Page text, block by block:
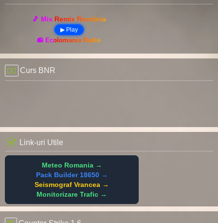
🎵 Mix Remix România
▶ Play
📻 Ecolomania Radio
Curs BNR
Link-uri Utile
Meteo Romania →
Pack Builder 18650 →
Seismograf Vrancea →
Monitorizare Trafic →